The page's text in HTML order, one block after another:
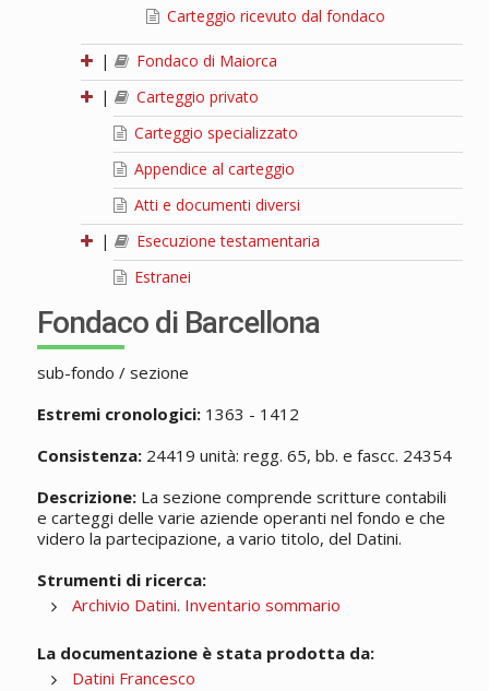
Carteggio ricevuto dal fondaco
|
Fondaco di Maiorca
|
Carteggio privato
Carteggio specializzato
Appendice al carteggio
Atti e documenti diversi
|
Esecuzione testamentaria
Estranei
Fondaco di Barcellona
sub-fondo / sezione
Estremi cronologici:1363 - 1412
Consistenza:24419 unità: regg. 65, bb. e fascc. 24354
Descrizione:La sezione comprende scritture contabili
e carteggi delle varie aziende operanti nel fondo e che
videro la partecipazione, a vario titolo, del Datini.
Strumenti di ricerca:
Archivio Datini. Inventario sommario
La documentazione è stata prodotta da:
Datini Francesco